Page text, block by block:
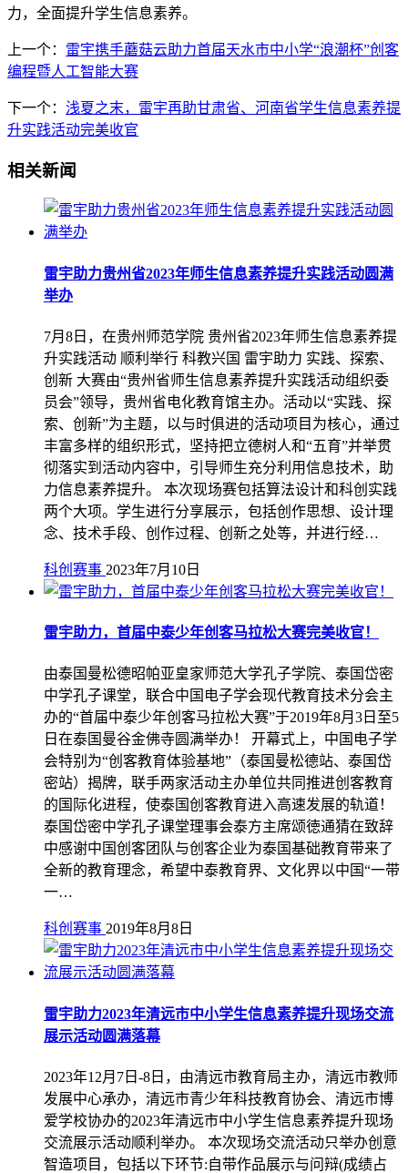
力，全面提升学生信息素养。
上一个： 雷宇携手蘑菇云助力首届天水市中小学“浪潮杯”创客
编程暨人工智能大赛
下一个： 浅夏之末，雷宇再助甘肃省、河南省学生信息素养提
升实践活动完美收官
相关新闻
雷宇助力贵州省2023年师生信息素养提升实践活动圆满
举办
7月8日，在贵州师范学院 贵州省2023年师生信息素养提
升实践活动 顺利举行 科教兴国 雷宇助力 实践、探索、
创新 大赛由“贵州省师生信息素养提升实践活动组织委
员会”领导，贵州省电化教育馆主办。活动以“实践、探
索、创新”为主题，以与时俱进的活动项目为核心，通过
丰富多样的组织形式，坚持把立德树人和“五育”并举贯
彻落实到活动内容中，引导师生充分利用信息技术，助
力信息素养提升。 本次现场赛包括算法设计和科创实践
两个大项。学生进行分享展示，包括创作思想、设计理
念、技术手段、创作过程、创新之处等，并进行经…
科创赛事 2023年7月10日
雷宇助力，首届中泰少年创客马拉松大赛完美收官！
由泰国曼松德昭帕亚皇家师范大学孔子学院、泰国岱密
中学孔子课堂，联合中国电子学会现代教育技术分会主
办的“首届中泰少年创客马拉松大赛”于2019年8月3日至5
日在泰国曼谷金佛寺圆满举办！ 开幕式上，中国电子学
会特别为“创客教育体验基地”（泰国曼松德站、泰国岱
密站）揭牌，联手两家活动主办单位共同推进创客教育
的国际化进程，使泰国创客教育进入高速发展的轨道！
泰国岱密中学孔子课堂理事会泰方主席颂徳通猜在致辞
中感谢中国创客团队与创客企业为泰国基础教育带来了
全新的教育理念，希望中泰教育界、文化界以中国“一带
一…
科创赛事 2019年8月8日
雷宇助力2023年清远市中小学生信息素养提升现场交流
展示活动圆满落幕
2023年12月7日-8日，由清远市教育局主办，清远市教师
发展中心承办，清远市青少年科技教育协会、清远市博
爱学校协办的2023年清远市中小学生信息素养提升现场
交流展示活动顺利举办。 本次现场交流活动只举办创意
智造项目，包括以下环节:自带作品展示与问辩(成绩占